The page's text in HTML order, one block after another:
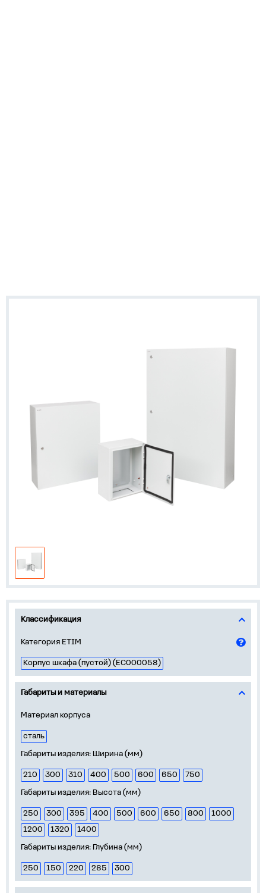
Классификация
Категория ETIM
Корпус шкафа (пустой) (EC000058)
Габариты и материалы
Материал корпуса
сталь
Габариты изделия: Ширина (мм)
210 300 310 400 500 600 650
750
Габариты изделия: Высота (мм)
250 300 395 400 500 600 650 800
1000
1200
1320
1400
Габариты изделия: Глубина (мм)
250 150 220 285 300